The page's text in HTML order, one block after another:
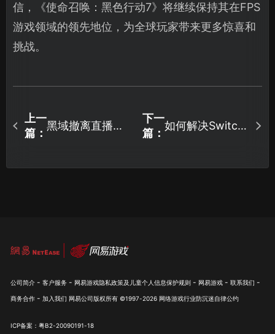
信，《使命召唤：黑色行动7》将继续保持其在FPS
游戏领域的领先地位，为全球玩家带来更多惊喜和
挑战。
上一
篇：
黑域撤离直播掉
测资格攻略！
下一
篇：
如何解决Switch
公司简介 - 客户服务 - 网易游戏隐私政策及儿童个人信息保护规则 - 网易游戏 - 联系我们 -
商务合作 - 加入我们 网易公司版权所有 ©1997-2026 网络游戏行业防沉迷自律公约
ICP备案：粤B2-20090191-18